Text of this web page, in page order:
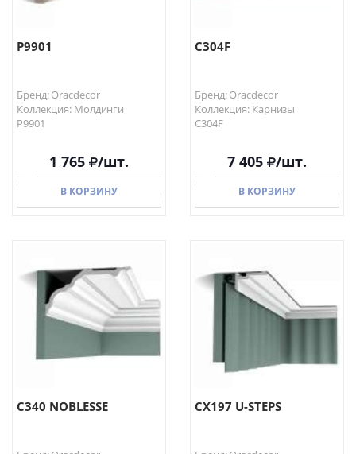
P9901
Бренд: Oracdecor
Коллекция: Молдинги
P9901
1 765 /шт.
В КОРЗИНУ
В КОРЗИНУ
C304F
Бренд: Oracdecor
Коллекция: Карнизы
C304F
7 405 /шт.
В КОРЗИНУ
В КОРЗИНУ
C340 NOBLESSE CX197 U-STEPS